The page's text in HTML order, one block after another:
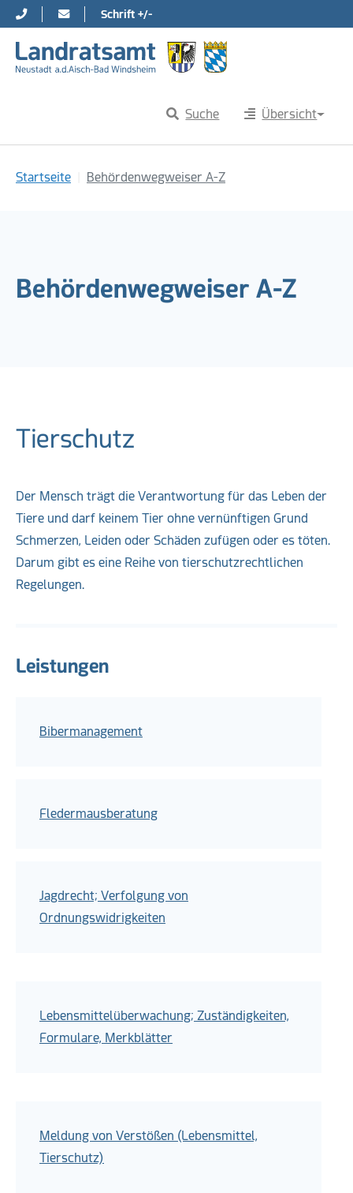
Direkt zur Hauptnavigation springen
Direkt zum Inhalt springen
Schrift +/-
Suche Übersicht
Startseite Behördenwegweiser A-Z
Behördenwegweiser A-Z
Tierschutz
Der Mensch trägt die Verantwortung für das Leben der
Tiere und darf keinem Tier ohne vernünftigen Grund
Schmerzen, Leiden oder Schäden zufügen oder es töten.
Darum gibt es eine Reihe von tierschutzrechtlichen
Regelungen.
Leistungen
Bibermanagement
Fledermausberatung
Jagdrecht; Verfolgung von
Ordnungswidrigkeiten
Lebensmittelüberwachung; Zuständigkeiten,
Formulare, Merkblätter
Meldung von Verstößen (Lebensmittel,
Tierschutz)